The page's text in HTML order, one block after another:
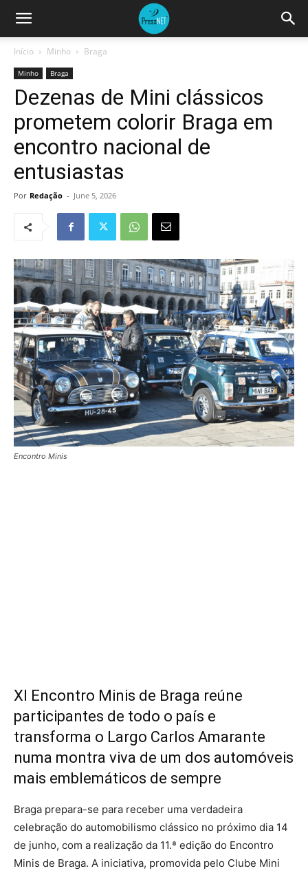
Início Minho Braga
Minho Braga
Dezenas de Mini clássicos
prometem colorir Braga em
encontro nacional de
entusiastas
Por Redação - June 5, 2026
Encontro Minis
XI Encontro Minis de Braga reúne
participantes de todo o país e
transforma o Largo Carlos Amarante
numa montra viva de um dos automóveis
mais emblemáticos de sempre
Braga prepara-se para receber uma verdadeira
celebração do automobilismo clássico no próximo dia 14
de junho, com a realização da 11.ª edição do Encontro
Minis de Braga. A iniciativa, promovida pelo Clube Mini